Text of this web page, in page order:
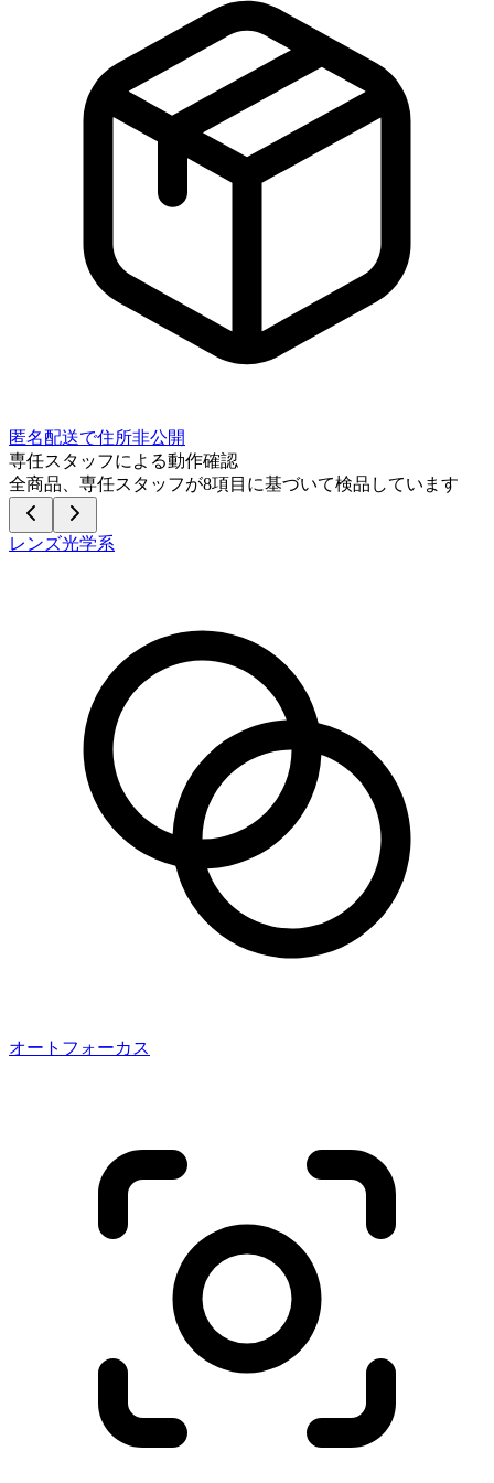
匿名配送で住所非公開
専任スタッフによる動作確認
全商品、専任スタッフが8項目に基づいて検品しています
レンズ光学系
オートフォーカス